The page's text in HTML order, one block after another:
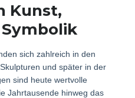
Kunst,
sich zahlreich in den
und später in der
sind heute wertvolle
Jahrtausende hinweg das